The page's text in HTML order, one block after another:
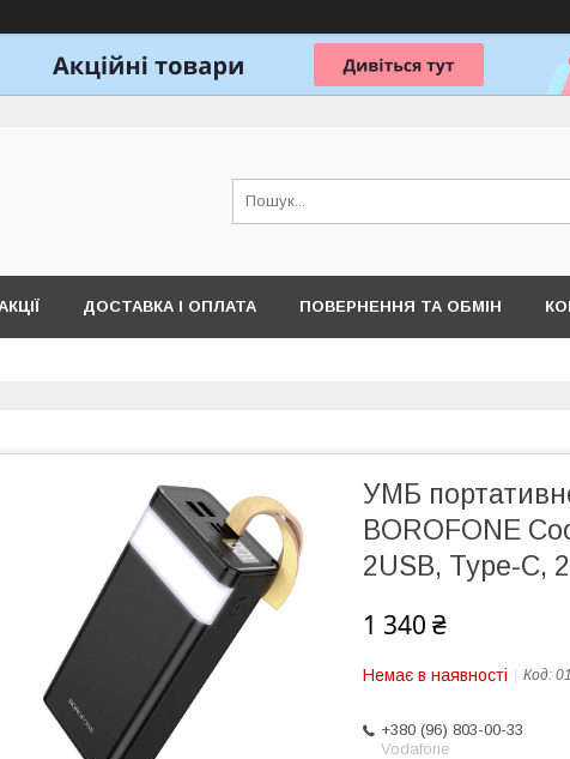
ДОСТАВКА І ОПЛАТА ПОВЕРНЕННЯ ТА ОБМІН
УМБ
BOROFONE
2USB, Type-C,
1 340 ₴
Немає в наявності Код:
+380 (96) 803-00-33
Vodafone